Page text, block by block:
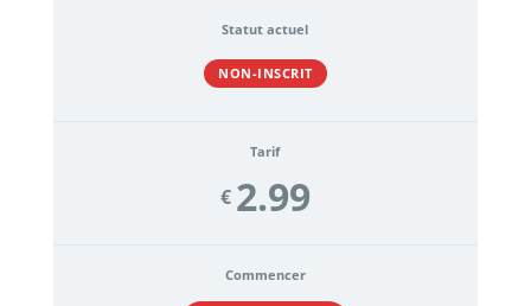
Statut actuel
NON-INSCRIT
Tarif
€ 2.99
Commencer